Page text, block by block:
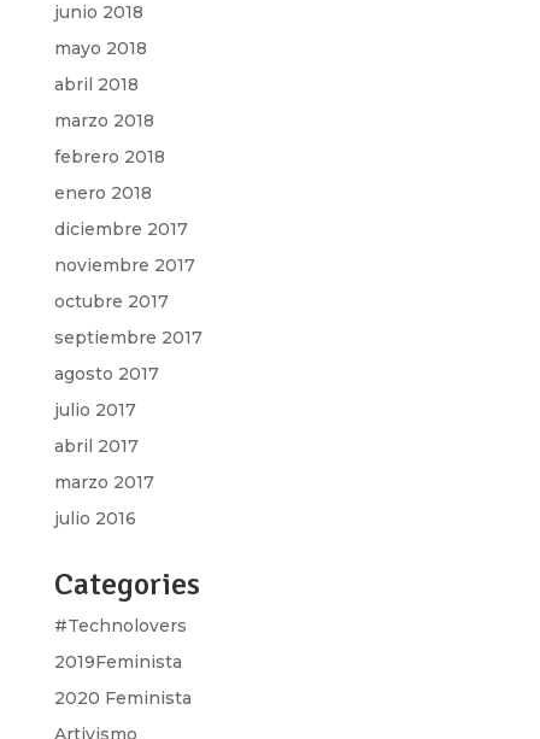
junio 2018
mayo 2018
abril 2018
marzo 2018
febrero 2018
enero 2018
diciembre 2017
noviembre 2017
octubre 2017
septiembre 2017
agosto 2017
julio 2017
abril 2017
marzo 2017
julio 2016
Categories
#Technolovers
2019Feminista
2020 Feminista
Artivismo